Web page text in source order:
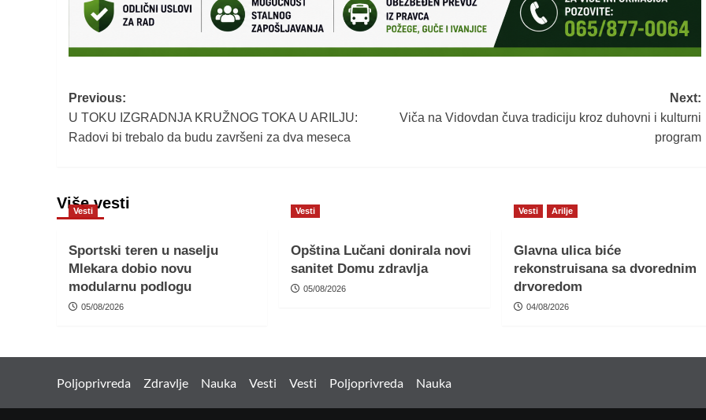
Post
navigation
Previous:
U TOKU IZGRADNJA KRUŽNOG TOKA U ARILJU:
Radovi bi trebalo da budu završeni za dva meseca
Next:
Viča na Vidovdan čuva tradiciju kroz duhovni i kulturni
program
Više vesti
Vesti
Sportski teren u naselju
Mlekara dobio novu
modularnu podlogu
05/08/2026
Vesti
Opština Lučani donirala novi
sanitet Domu zdravlja
05/08/2026
Vesti Arilje
Glavna ulica biće
rekonstruisana sa dvorednim
drvoredom
04/08/2026
Poljoprivreda Zdravlje Nauka Vesti Vesti Poljoprivreda Nauka